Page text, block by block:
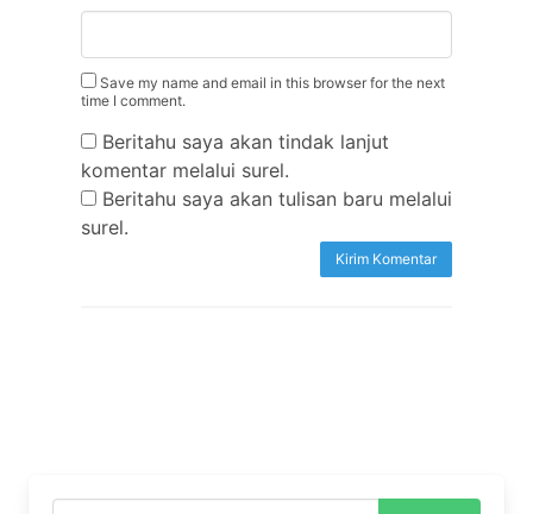
Save my name and email in this browser for the next
time I comment.
Beritahu saya akan tindak lanjut
komentar melalui surel.
Beritahu saya akan tulisan baru melalui
surel.